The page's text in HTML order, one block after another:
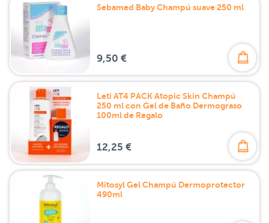
Sebamed Baby Champú suave 250 ml
9,50 €
Leti AT4 PACK Atopic Skin Champú
250 ml con Gel de Baño Dermograso
100ml de Regalo
12,25 €
Mitosyl Gel Champú Dermoprotector
490ml